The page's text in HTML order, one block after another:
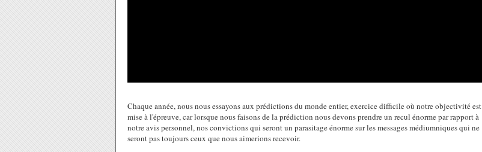
Chaque année, nous nous essayons aux prédictions du monde entier, exercice difficile où notre objectivité est
mise à l'épreuve, car lorsque nous faisons de la prédiction nous devons prendre un recul énorme par rapport à
notre avis personnel, nos convictions qui seront un parasitage énorme sur les messages médiumniques qui ne
seront pas toujours ceux que nous aimerions recevoir.